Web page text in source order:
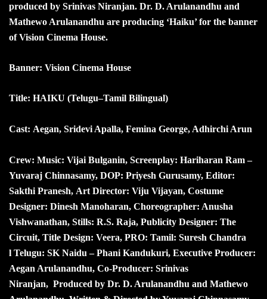
produced by Srinivas Niranjan. Dr. D. Arulanandhu and
Mathewo Arulanandhu are producing ‘Haiku’ for the banner
of Vision Cinema House.
Banner: Vision Cinema House
Title: HAIKU (Telugu–Tamil Bilingual)
Cast: Aegan, Sridevi Apalla, Femina George, Adhirchi Arun
Crew: Music: Vijai Bulganin, Screenplay: Hariharan Ram –
Yuvaraj Chinnasamy, DOP: Priyesh Gurusamy, Editor:
Sakthi Pranesh, Art Director: Viju Vijayan, Costume
Designer: Dinesh Manoharan, Choreographer: Anusha
Vishwanathan, Stills: R.S. Raja, Publicity Designer: The
Circuit, Title Design: Veera, PRO: Tamil: Suresh Chandra
l Telugu: SK Naidu – Phani Kandukuri, Executive Producer:
Aegan Arulanandhu, Co-Producer: Srinivas
Niranjan, Produced by Dr. D. Arulanandhu and Mathewo